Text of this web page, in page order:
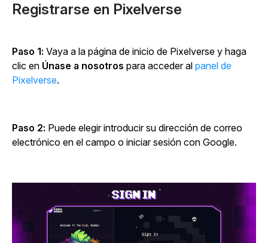
Registrarse en Pixelverse
Paso 1: Vaya a la página de inicio de Pixelverse y haga
clic en Únase a nosotros para acceder al panel de
Pixelverse.
Paso 2: Puede elegir introducir su dirección de correo
electrónico en el campo o iniciar sesión con Google.